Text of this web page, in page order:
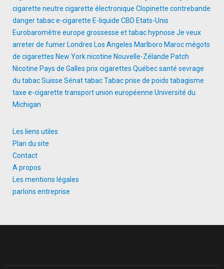
cigarette neutre cigarette électronique Clopinette contrebande
danger tabace-cigarette E-liquide CBD Etats-Unis
Eurobaromètre europe grossesse et tabac hypnose Je veux
arreter de fumer Londres Los Angeles Marlboro Marocmégots
de cigarettes New Yorknicotine Nouvelle-Zélande Patch
Nicotine Pays de Galles prix cigarettes Québecsanté sevrage
du tabacSuisse SénattabacTabac prise de poids tabagisme
taxe e-cigarette transportunion européenne Université du
Michigan
Les liens utiles
Plan du site
Contact
A propos
Les mentions légales
parlons entreprise